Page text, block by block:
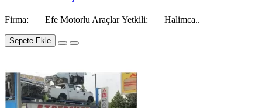
Firma: Efe Motorlu Araçlar Yetkili: Halimca..
Sepete Ekle